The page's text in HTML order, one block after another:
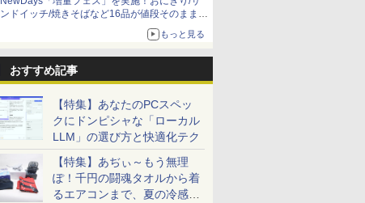
ンドイッチ/焼きそばなど16品が値段そのままで
もっと見る
おすすめ記事
【特集】あなたのPCスペッ
クにドンピシャな「ローカル
LLM」の選び方と快適化テク
【特集】あぢぃ～もう無理
ぽ！千円の闘魂タオルから着
るエアコンまで、夏の冷感グ